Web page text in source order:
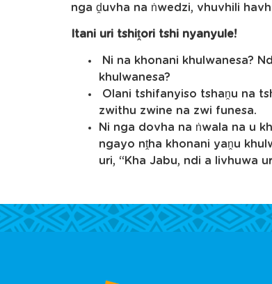
nga ḓuvha na ṅwedzi, vhuvhili
Itani uri tshiṱori tshi nyanyule!
Ni na khonani khulwanesa?
khulwanesa?
Olani tshifanyiso tshaṋu na
zwithu zwine na zwi funesa.
Ni nga dovha na ṅwala na u
ngayo nṱha khonani yaṋu
uri, “Kha Jabu, ndi a livhuwa